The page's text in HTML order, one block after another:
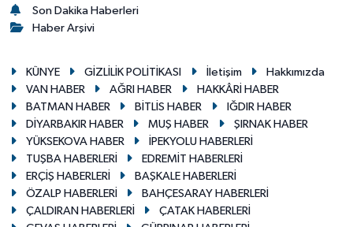
Son Dakika Haberleri
Haber Arşivi
KÜNYE GİZLİLİK POLİTİKASI İletişim
Hakkımızda
VAN HABER
AĞRI HABER
HAKKÂRİ HABER
BATMAN HABER
BİTLİS HABER
IĞDIR HABER
DİYARBAKIR HABER
MUŞ HABER
ŞIRNAK HABER
YÜKSEKOVA HABER
İPEKYOLU HABERLERİ
TUŞBA HABERLERİ
EDREMİT HABERLERİ
ERÇİŞ HABERLERİ
BAŞKALE HABERLERİ
ÖZALP HABERLERİ
BAHÇESARAY HABERLERİ
ÇALDIRAN HABERLERİ
ÇATAK HABERLERİ